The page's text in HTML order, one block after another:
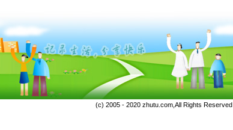
(c) 2005 - 2020 zhutu.com,All Rights Reserved